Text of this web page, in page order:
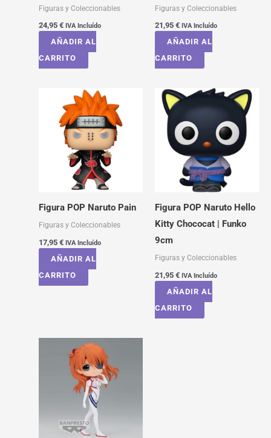
Figuras y Coleccionables
24,95 € IVA Incluído
AÑADIR AL
CARRITO
Figuras y Coleccionables
21,95 € IVA Incluído
AÑADIR AL
CARRITO
Figura POP Naruto Pain
Figuras y Coleccionables
17,95 € IVA Incluído
AÑADIR AL
CARRITO
Figura POP Naruto Hello
Kitty Chococat | Funko
9cm
Figuras y Coleccionables
21,95 € IVA Incluído
AÑADIR AL
CARRITO